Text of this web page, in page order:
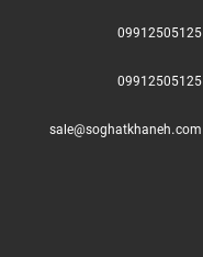
09912505125
09912505125
sale@soghatkhaneh.com